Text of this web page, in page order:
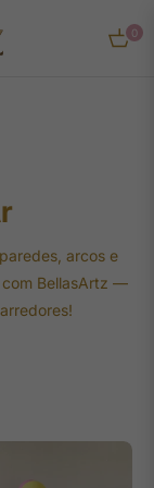
0
arcos e
com BellasArtz —